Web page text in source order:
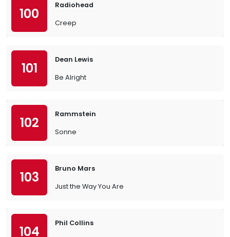
100
Radiohead
Creep
101
Dean Lewis
Be Alright
102
Rammstein
Sonne
103
Bruno Mars
Just the Way You Are
104
Phil Collins